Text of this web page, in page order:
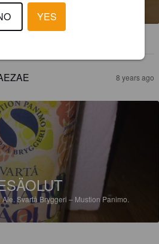
8 years ago
Ale. Svartå Bryggeri – Mustion Panimo.
YES